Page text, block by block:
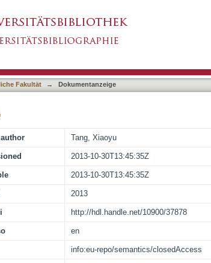
Fakultät → Dokumentanzeige
Tang, Xiaoyu
2013-10-30T13:45:35Z
2013-10-30T13:45:35Z
2013
http://hdl.handle.net/10900/37878
en
info:eu-repo/semantics/closedAccess